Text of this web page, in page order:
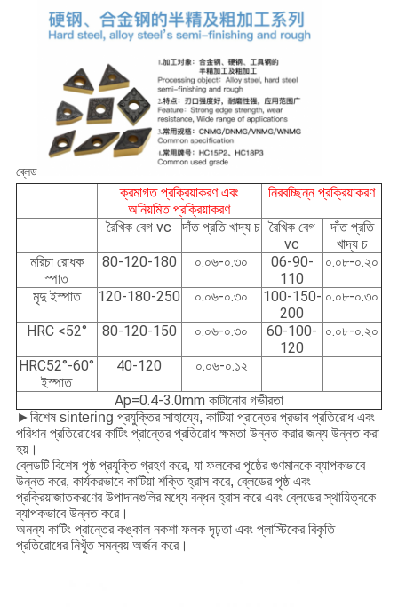
ব্লেড
ক্রমাগত প্রক্রিয়াকরণ এবং
অনিয়মিত প্রক্রিয়াকরণ
নিরবচ্ছিন্ন প্রক্রিয়াকরণ
রৈখিক বেগ vc দাঁত প্রতি খাদ্য চ রৈখিক বেগ
vc
দাঁত প্রতি
খাদ্য চ
মরিচা রোধক
স্পাত
80-120-180 ০.০৬-০.৩০
06-90-
110
০.০৮-০.২০
মৃদু ইস্পাত 120-180-250 ০.০৬-০.৩০
100-150-
200
০.০৮-০.৩০
HRC <52° 80-120-150 ০.০৬-০.৩০
60-100-
120
০.০৮-০.২০
HRC52°-60°
ইস্পাত
40-120 ০.০৬-০.১২
Ap=0.4-3.0mm কাটানোর গভীরতা
►বিশেষ sintering প্রযুক্তির সাহায্যে, কাটিয়া প্রান্তের প্রভাব প্রতিরোধ এবং
পরিধান প্রতিরোধের কাটিং প্রান্তের প্রতিরোধ ক্ষমতা উন্নত করার জন্য উন্নত করা
হয়।
ব্লেডটি বিশেষ পৃষ্ঠ প্রযুক্তি গ্রহণ করে, যা ফলকের পৃষ্ঠের গুণমানকে ব্যাপকভাবে
উন্নত করে, কার্যকরভাবে কাটিয়া শক্তি হ্রাস করে, ব্লেডের পৃষ্ঠ এবং
প্রক্রিয়াজাতকরণের উপাদানগুলির মধ্যে বন্ধন হ্রাস করে এবং ব্লেডের স্থায়িত্বকে
ব্যাপকভাবে উন্নত করে।
অনন্য কাটিং প্রান্তের কঙ্কাল নকশা ফলক দৃঢ়তা এবং প্লাস্টিকের বিকৃতি
প্রতিরোধের নিখুঁত সমন্বয় অর্জন করে।